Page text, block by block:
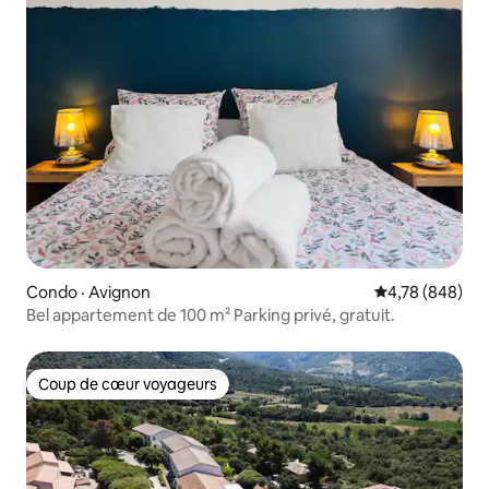
Condo · Avignon Note
4,78 (848)
Bel appartement de 100 m² Parking privé, gratuit.
Coup de cœur voyageurs
Coup de cœur voyageurs